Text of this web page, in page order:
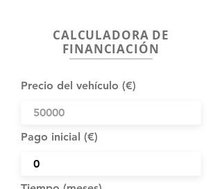
CALCULADORA DE
FINANCIACIÓN
Precio del vehículo (€)
Pago inicial (€)